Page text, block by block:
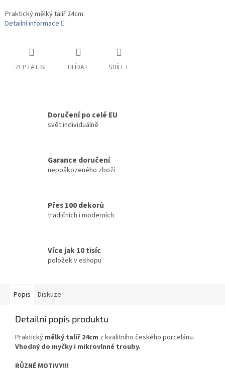
Praktický mělký talíř 24cm.
Detailní informace
ZEPTAT SE HLÍDAT SDÍLET
Doručení po celé EU
svět individuálně
Garance doručení
nepoškozeného zboží
Přes 100 dekorů
tradičních i moderních
Více jak 10 tisíc
položek v eshopu
Popis Diskuze
Detailní popis produktu
Praktický mělký talíř 24cm z kvalitního českého porcelánu.
Vhodný do myčky i mikrovlnné trouby.
RŮZNÉ MOTIVY!!!